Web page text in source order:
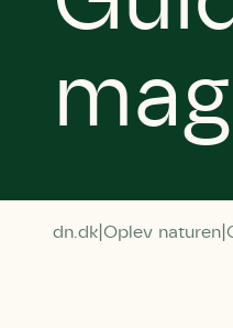
dn.dk Oplev naturen